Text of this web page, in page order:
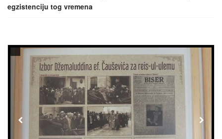
egzistenciju tog vremena